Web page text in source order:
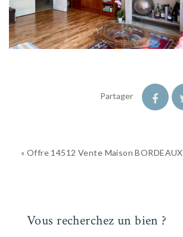
Partager
« Offre 14512 Vente Maison BORDEAUX
Vous recherchez un bien ?